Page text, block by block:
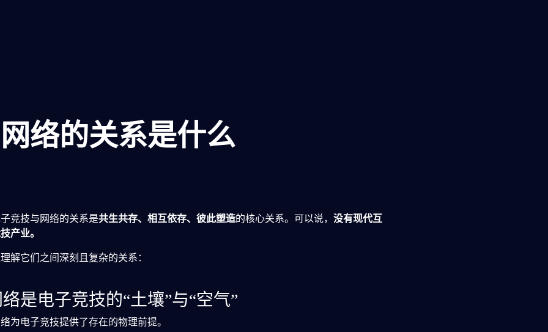
络的关系是什么
竞技与网络的关系是共生共存、相互依存、彼此塑造的核心关系。可以说， 没有现代互
产业。
解它们之间深刻且复杂的关系：
是电子竞技的“土壤”与“空气”
为电子竞技提供了存在的物理前提。